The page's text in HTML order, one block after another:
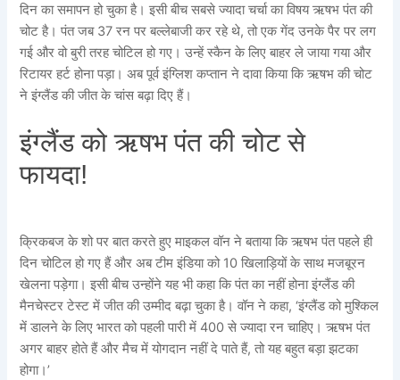
दिन का समापन हो चुका है। इसी बीच सबसे ज्यादा चर्चा का विषय ऋषभ पंत की
चोट है। पंत जब 37 रन पर बल्लेबाजी कर रहे थे, तो एक गेंद उनके पैर पर लग
गई और वो बुरी तरह चोटिल हो गए। उन्हें स्कैन के लिए बाहर ले जाया गया और
रिटायर हर्ट होना पड़ा। अब पूर्व इंग्लिश कप्तान ने दावा किया कि ऋषभ की चोट
ने इंग्लैंड की जीत के चांस बढ़ा दिए हैं।
इंग्लैंड को ऋषभ पंत की चोट से
फायदा!
क्रिकबज के शो पर बात करते हुए माइकल वॉन ने बताया कि ऋषभ पंत पहले ही
दिन चोटिल हो गए हैं और अब टीम इंडिया को 10 खिलाड़ियों के साथ मजबूरन
खेलना पड़ेगा। इसी बीच उन्होंने यह भी कहा कि पंत का नहीं होना इंग्लैंड की
मैनचेस्टर टेस्ट में जीत की उम्मीद बढ़ा चुका है। वॉन ने कहा, ‘इंग्लैंड को मुश्किल
में डालने के लिए भारत को पहली पारी में 400 से ज्यादा रन चाहिए। ऋषभ पंत
अगर बाहर होते हैं और मैच में योगदान नहीं दे पाते हैं, तो यह बहुत बड़ा झटका
होगा।’